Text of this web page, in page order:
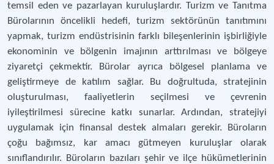
temsil eden ve pazarlayan kuruluşlardır. Turizm ve Tanıtma
Bürolarının öncelikli hedefi, turizm sektörünün tanıtımını
yapmak, turizm endüstrisinin farklı bileşenlerinin işbirliğiyle
ekonominin ve bölgenin imajının arttırılması ve bölgeye
ziyaretçi çekmektir. Bürolar ayrıca bölgesel planlama ve
geliştirmeye de katılım sağlar. Bu doğrultuda, stratejinin
oluşturulması, faaliyetlerin seçilmesi ve çevrenin
iyileştirilmesi sürecine katkı sunarlar. Ardından, stratejiyi
uygulamak için finansal destek almaları gerekir. Büroların
çoğu bağımsız, kar amacı gütmeyen kuruluşlar olarak
sınıflandırılır. Büroların bazıları şehir ve ilçe hükümetlerinin